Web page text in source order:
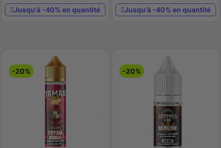
Jusqu'à -40% en quantité Jusqu'à -40% en quantité
-20% -20%